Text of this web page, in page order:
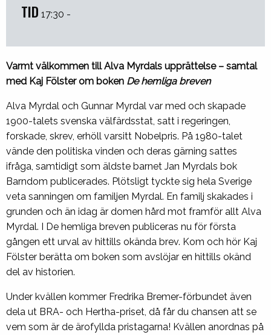
TID 17:30 -
Varmt välkommen till Alva Myrdals upprättelse – samtal
med Kaj Fölster om boken De hemliga breven
Alva Myrdal och Gunnar Myrdal var med och skapade
1900-talets svenska välfärdsstat, satt i regeringen,
forskade, skrev, erhöll varsitt Nobelpris. På 1980-talet
vände den politiska vinden och deras gärning sattes
ifråga, samtidigt som äldste barnet Jan Myrdals bok
Barndom publicerades. Plötsligt tyckte sig hela Sverige
veta sanningen om familjen Myrdal. En familj skakades i
grunden och än idag är domen hård mot framför allt Alva
Myrdal. I De hemliga breven publiceras nu för första
gången ett urval av hittills okända brev. Kom och hör Kaj
Fölster berätta om boken som avslöjar en hittills okänd
del av historien.
Under kvällen kommer Fredrika Bremer-förbundet även
dela ut BRA- och Hertha-priset, då får du chansen att se
vem som är de ärofyllda pristagarna! Kvällen anordnas på